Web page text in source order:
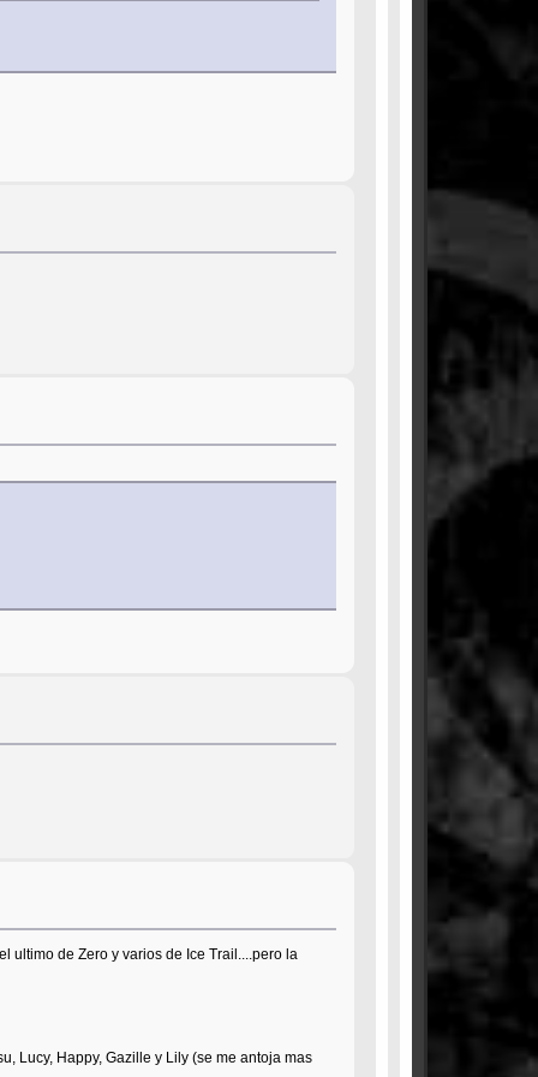
ultimo de Zero y varios de Ice Trail....pero la
Lucy, Happy, Gazille y Lily (se me antoja mas